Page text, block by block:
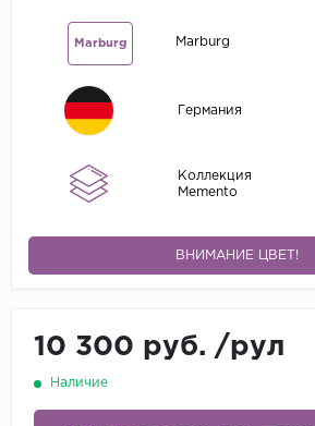
Marburg Marburg
Германия
Коллекция
Memento
ВНИМАНИЕ ЦВЕТ!
10 300 руб. /рул
Наличие